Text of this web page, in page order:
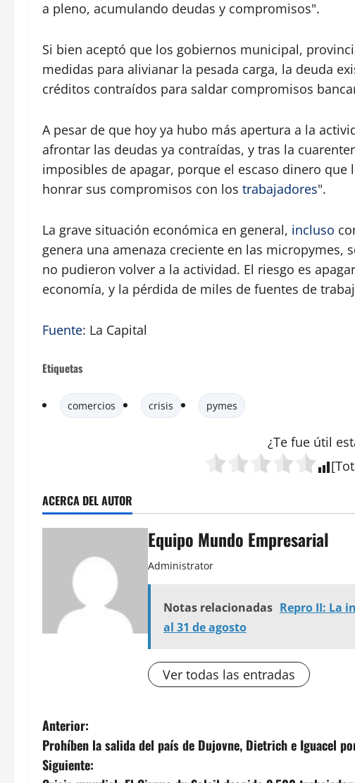
a pleno, acumulando deudas y compromisos".
Si bien aceptó que los gobiernos municipal,
medidas para alivianar la pesada carga, la deuda
créditos contraídos para saldar compromisos
A pesar de que hoy ya hubo más apertura a la
afrontar las deudas ya contraídas, y tras la
imposibles de apagar, porque el escaso dinero
honrar sus compromisos con los trabajadores".
La grave situación económica en general, incluso
genera una amenaza creciente en las micropymes,
no pudieron volver a la actividad. El riesgo es
economía, y la pérdida de miles de fuentes de
Fuente: La Capital
Etiquetas
comercios crisis pymes
¿Te fue útil
[
ACERCA DEL AUTOR
Equipo Mundo Empresarial
Administrator
Notas relacionadas Repro II: La
al 31 de agosto
Ver todas las entradas
N
a
Anterior:
Prohíben la salida del país de Dujovne, Dietrich e Iguacel
Siguiente: